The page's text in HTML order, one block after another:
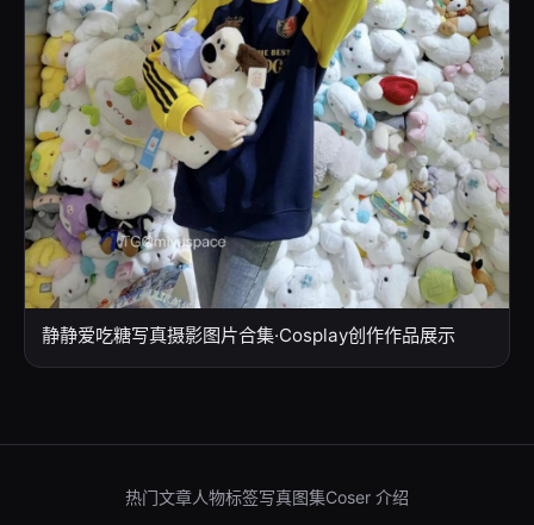
静静爱吃糖写真摄影图片合集·Cosplay创作作品展示
热门文章人物标签写真图集Coser 介绍